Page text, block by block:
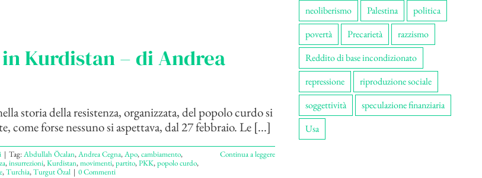
Kurdistan – di Andrea
storia della resistenza, organizzata, del popolo curdo si
come forse nessuno si aspettava, dal 27 febbraio. Le [...]
| Tag:Abdullah Öcalan,Andrea Cegna,Apo,cambiamento,
,insurrezioni,Kurdistan,movimenti,partito,PKK,popolo curdo,
,Turchia,Turgut Özal | 0 Commenti
Continua a leggere
neoliberismo
Palestina
politica
povertà
Precarietà
razzismo
Reddito di base incondizionato
repressione
riproduzione sociale
soggettività
speculazione finanziaria
Usa